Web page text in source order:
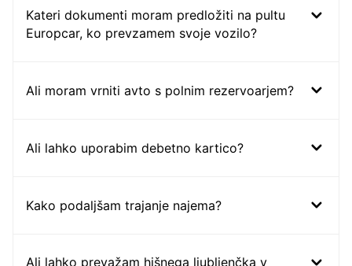
Kateri dokumenti moram predložiti na pultu
Europcar, ko prevzamem svoje vozilo?
Ali moram vrniti avto s polnim rezervoarjem?
Ali lahko uporabim debetno kartico?
Kako podaljšam trajanje najema?
Ali lahko prevažam hišnega ljubljenčka v